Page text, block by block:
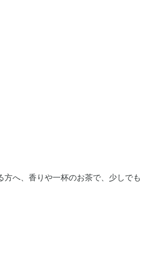
方へ、香りや一杯のお茶で、少しでも